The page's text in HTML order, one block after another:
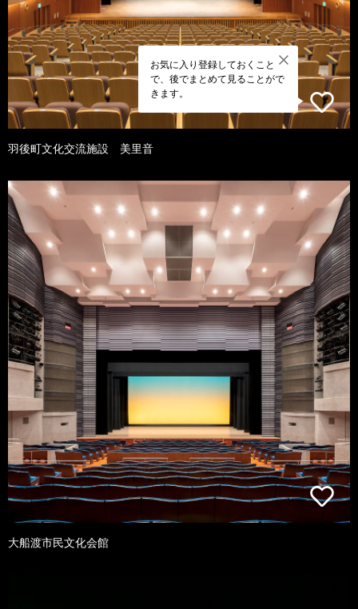
お気に入り登録しておくこと
で、後でまとめて見ることがで
きます。
羽後町文化交流施設 美里音
大船渡市民文化会館